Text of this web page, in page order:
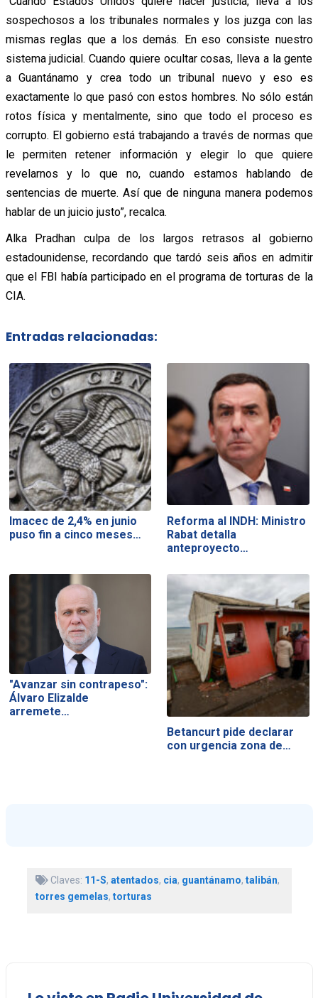
sospechosos a los tribunales normales y los juzga con las
mismas reglas que a los demás. En eso consiste nuestro
sistema judicial. Cuando quiere ocultar cosas, lleva a la gente
a Guantánamo y crea todo un tribunal nuevo y eso es
exactamente lo que pasó con estos hombres. No sólo están
rotos física y mentalmente, sino que todo el proceso es
corrupto. El gobierno está trabajando a través de normas que
le permiten retener información y elegir lo que quiere
revelarnos y lo que no, cuando estamos hablando de
sentencias de muerte. Así que de ninguna manera podemos
hablar de un juicio justo”, recalca.
Alka Pradhan culpa de los largos retrasos al gobierno
estadounidense, recordando que tardó seis años en admitir
que el FBI había participado en el programa de torturas de la
CIA.
Entradas relacionadas:
Imacec de 2,4% en junio
puso fin a cinco meses…
Reforma al INDH: Ministro
Rabat detalla
anteproyecto…
"Avanzar sin contrapeso":
Álvaro Elizalde
arremete…
Betancurt pide declarar
con urgencia zona de…
Claves: 11-S, atentados, cia, guantánamo, talibán,
torres gemelas, torturas